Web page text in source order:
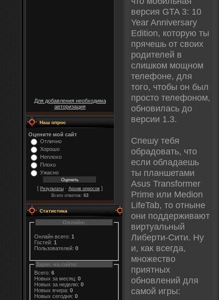
Для добавления необходима
авторизация
Наш опрос
Оцените мой сайт
Отлично
Хорошо
Неплохо
Плохо
Ужасно
[ Результаты · Архив опросов ]
Всего ответов: 63
Статистика
Онлайн:
Онлайн всего: 1
Гостей: 1
Пользователей: 0
Зарег. на сайте:
Всего: 6
Новых за месяц: 0
Новых за неделю: 0
Новых вчера: 0
Новых сегодня: 0
версия GTA 3: 10
Year Anniversary
Edition, которую ты
прячешь от своих
родителей в
слишком мощном
телефоне, для
того, чтобы он был
просто телефоном,
обновилась до
версии 1.3.
Спешу тебя
обрадовать, что
если обладаешь
ты планшетами
Asus Transformer
Prime или Medion
LifeTab, то отныне
они поддерживают
виртуальный
Либерти-Сити. Ну
и, как всегда,
множество
приятных
обновлений для
самой игры: